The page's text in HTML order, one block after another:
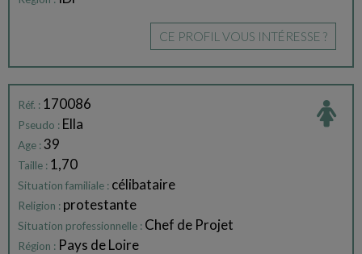
CE PROFIL VOUS INTÉRESSE ?
Réf. : 170086
Pseudo : Ella
Age :39
Taille : 1,70
Situation familiale : célibataire
Religion : protestante
Situation professionnelle : Chef de Projet
Région : Pays de Loire